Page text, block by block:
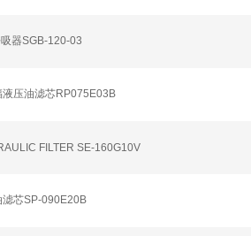
器SGB-120-03
液压油滤芯RP075E03B
FILTER SE-160G10V
滤芯SP-090E20B